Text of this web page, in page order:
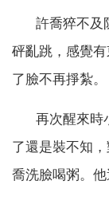
許喬猝不及
砰亂跳，感覺
了臉不再掙紮。
再次醒來時
了還是裝不知
喬洗臉喝粥。他